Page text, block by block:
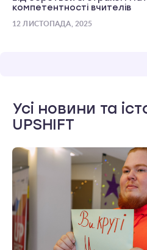
компетентності вчителів
12 ЛИСТОПАДА, 2025
Усі новини та
UPSHIFT